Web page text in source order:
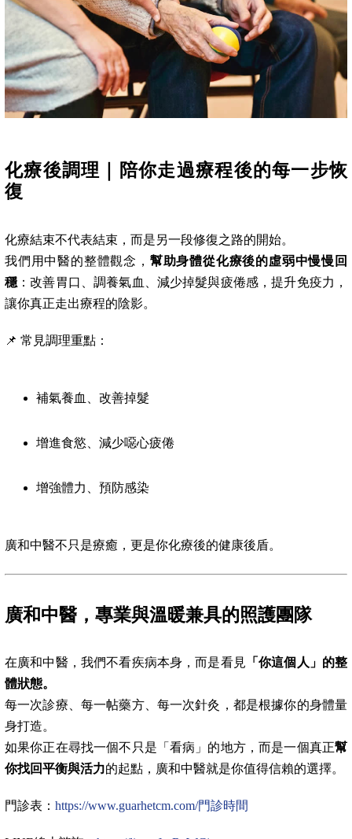
化療後調理｜陪你走過療程後的每一步恢
復
化療結束不代表結束，而是另一段修復之路的開始。
我們用中醫的整體觀念， 幫助身體從化療後的虛弱中慢慢回
穩 ：改善胃口、調養氣血、減少掉髮與疲倦感，提升免疫力，
讓你真正走出療程的陰影。
📌 常見調理重點：
補氣養血、改善掉髮
增進食慾、減少噁心疲倦
增強體力、預防感染
廣和中醫不只是療癒，更是你化療後的健康後盾。
廣和中醫，專業與溫暖兼具的照護團隊
在廣和中醫，我們不看疾病本身，而是看見 「你這個人」的整
體狀態。
每一次診療、每一帖藥方、每一次針灸，都是根據你的身體量
身打造。
如果你正在尋找一個不只是「看病」的地方，而是一個真正幫
你找回平衡與活力的起點，廣和中醫就是你值得信賴的選擇。
門診表： https://www.guarhetcm.com/門診時間